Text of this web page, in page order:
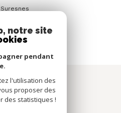
Espace
notre site
pendant
l'utilisation des
proposer des
des statistiques !